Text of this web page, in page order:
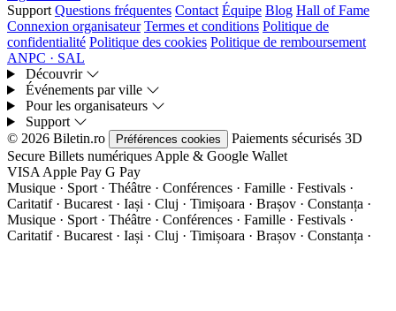
Support Questions fréquentes Contact Équipe Blog Hall of Fame
Connexion organisateur Termes et conditions Politique de
confidentialité Politique des cookies Politique de remboursement
ANPC · SAL
Découvrir
Événements par ville
Pour les organisateurs
Support
© 2026 Biletin.ro
Préférences cookies Paiements sécurisés 3D
Secure Billets numériques Apple & Google Wallet
VISA Apple Pay G Pay
Musique · Sport · Théâtre · Conférences · Famille · Festivals ·
Caritatif · Bucarest · Iași · Cluj · Timișoara · Brașov · Constanța ·
Musique · Sport · Théâtre · Conférences · Famille · Festivals ·
Caritatif · Bucarest · Iași · Cluj · Timișoara · Brașov · Constanța ·